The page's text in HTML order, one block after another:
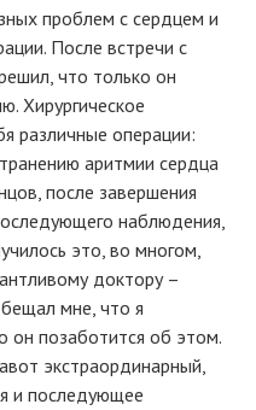
проблем с сердцем и
После встречи с
что только он
Хирургическое
различные операции:
аритмии сердца
после завершения
наблюдения,
это, во многом,
доктору –
мне, что я
он позаботится об этом.
экстраординарный,
и последующее